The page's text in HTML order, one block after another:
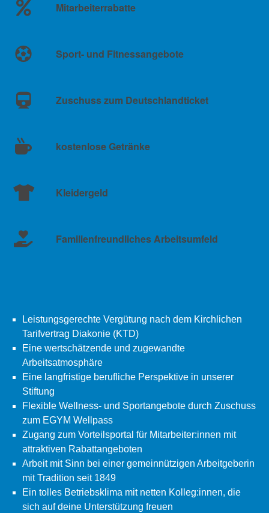
Mitarbeiterrabatte
Sport- und Fitnessangebote
Zuschuss zum Deutschlandticket
kostenlose Getränke
Kleidergeld
Familienfreundliches Arbeitsumfeld
Leistungsgerechte Vergütung nach dem Kirchlichen
Tarifvertrag Diakonie (KTD)
Eine wertschätzende und zugewandte
Arbeitsatmosphäre
Eine langfristige berufliche Perspektive in unserer
Stiftung
Flexible Wellness- und Sportangebote durch Zuschuss
zum EGYM Wellpass
Zugang zum Vorteilsportal für Mitarbeiter:innen mit
attraktiven Rabattangeboten
Arbeit mit Sinn bei einer gemeinnützigen Arbeitgeberin
mit Tradition seit 1849
Ein tolles Betriebsklima mit netten Kolleg:innen, die
sich auf deine Unterstützung freuen